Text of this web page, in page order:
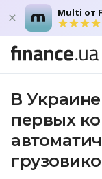
Multi от
В
первых